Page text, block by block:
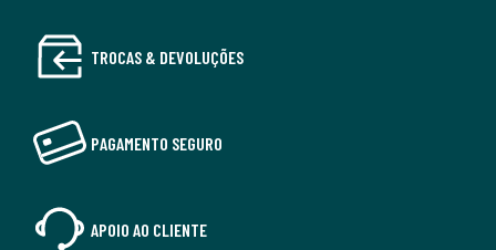
TROCAS & DEVOLUÇÕES
PAGAMENTO SEGURO
APOIO AO CLIENTE